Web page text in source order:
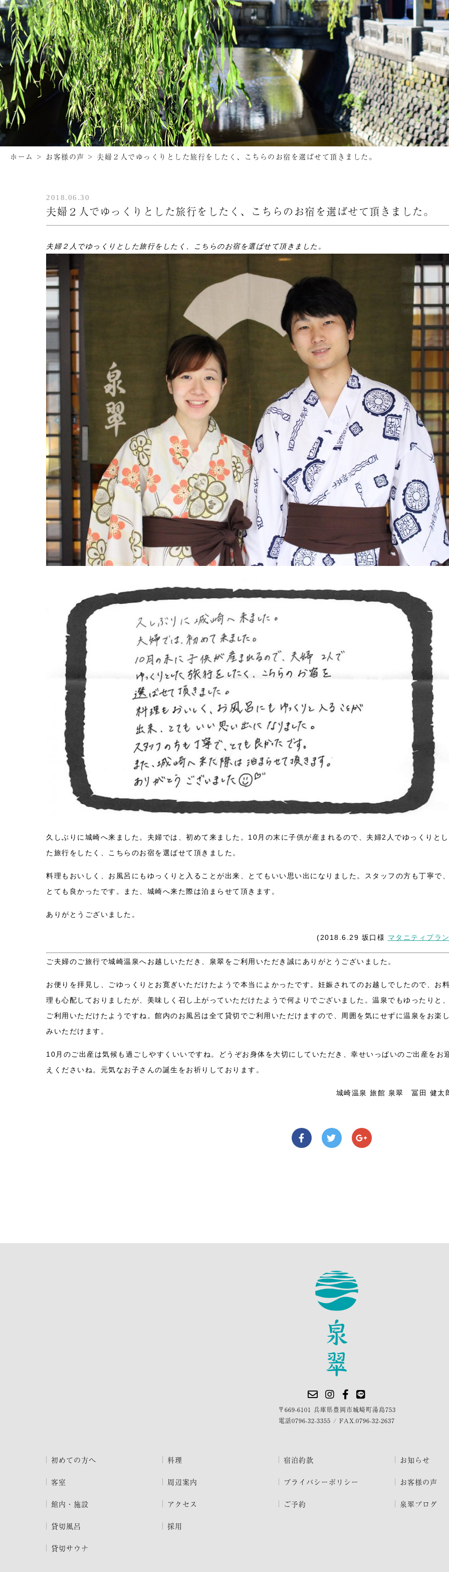
ホーム > お客様の声 > 夫婦２人でゆっくりとした旅行をしたく、こちらのお宿を選ばせて頂きました。
2018.06.30
夫婦２人でゆっくりとした旅行をしたく、こちらのお宿を選ばせて頂きました。
夫婦２人でゆっくりとした旅行をしたく、こちらのお宿を選ばせて頂きました。
久しぶりに城崎へ来ました。夫婦では、初めて来ました。10月の末に子供が産まれるので、夫婦2人でゆっくりとし
た旅行をしたく、こちらのお宿を選ばせて頂きました。
料理もおいしく、お風呂にもゆっくりと入ることが出来、とてもいい思い出になりました。スタッフの方も丁寧で
とても良かったです。また、城崎へ来た際は泊まらせて頂きます。
ありがとうございました。
(2018.6.29 坂口様 マタニティプラ
ご夫婦のご旅行で城崎温泉へお越しいただき、泉翠をご利用いただき誠にありがとうございました。
お便りを拝見し、ごゆっくりとお寛ぎいただけたようで本当によかったです。妊娠されてのお越しでしたので、お
理も心配しておりましたが、美味しく召し上がっていただけたようで何よりでございました。温泉でもゆったりと
ご利用いただけたようですね。館内のお風呂は全て貸切でご利用いただけますので、周囲を気にせずに温泉をお楽
みいただけます。
10月のご出産は気候も過ごしやすくいいですね。どうぞお身体を大切にしていただき、幸せいっぱいのご出産をお
えくださいね。元気なお子さんの誕生をお祈りしております。
城崎温泉 旅館 泉翠 冨田 健太
〒669-6101 兵庫県豊岡市城崎町湯島753
電話0796-32-3355 / FAX.0796-32-2637
初めての方へ
客室
館内・施設
貸切風呂
貸切サウナ
料理
周辺案内
アクセス
採用
宿泊約款
プライバシーポリシー
ご予約
お知らせ
お客様の声
泉翠ブログ